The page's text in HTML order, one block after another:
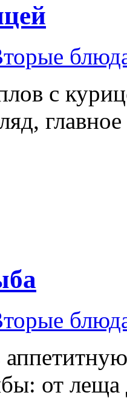
с
от леща